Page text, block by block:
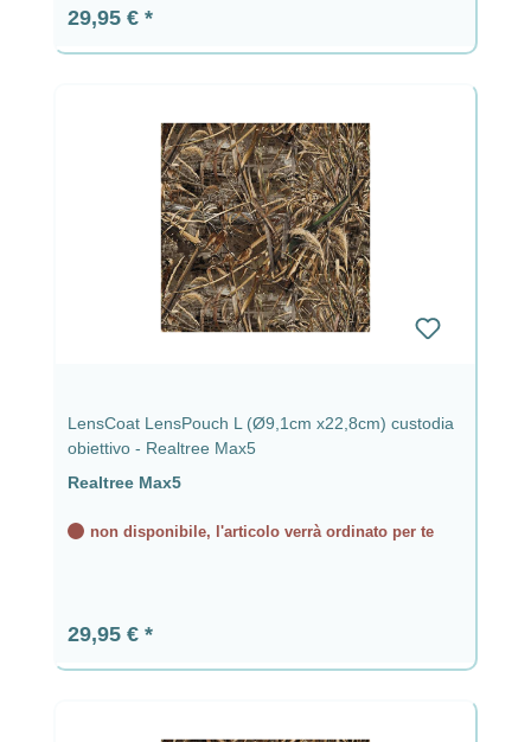
Prezzo normale:
29,95 €
LensCoat LensPouch L (Ø9,1cm x22,8cm) custodia
obiettivo - Realtree Max5
Realtree Max5
non disponibile, l'articolo verrà ordinato per te
Prezzo normale:
29,95 €